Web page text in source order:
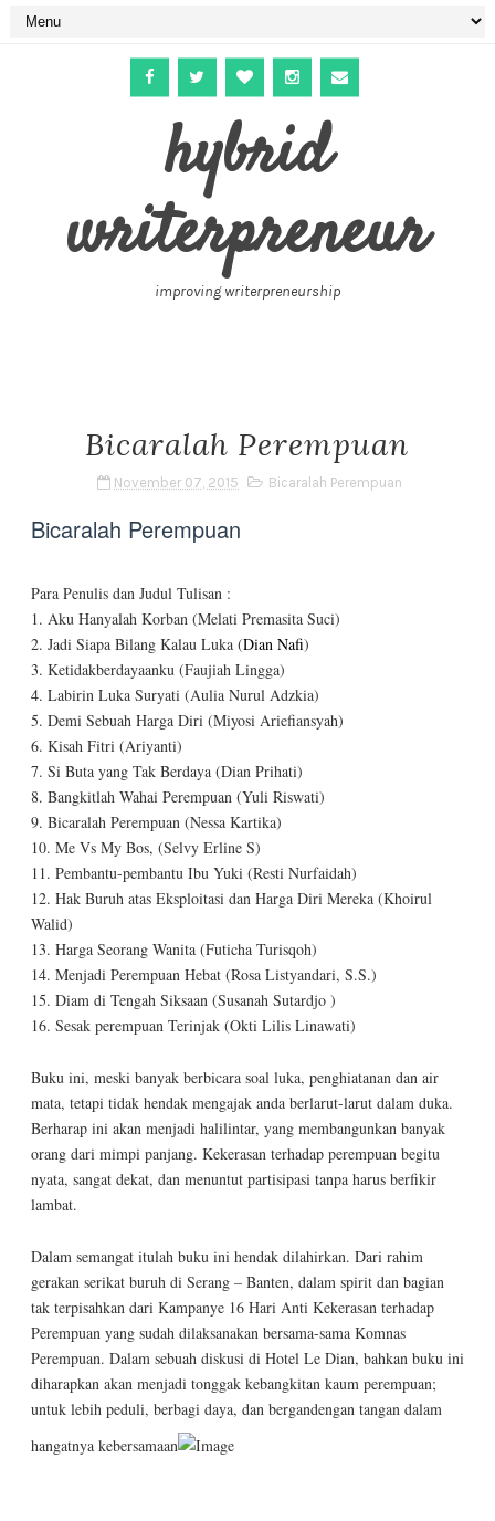
hybrid
writerpreneur
improving writerpreneurship
Bicaralah Perempuan
November 07, 2015 Bicaralah Perempuan
Bicaralah Perempuan
Para Penulis dan Judul Tulisan :
1. Aku Hanyalah Korban (Melati Premasita Suci)
2. Jadi Siapa Bilang Kalau Luka (Dian Nafi)
3. Ketidakberdayaanku (Faujiah Lingga)
4. Labirin Luka Suryati (Aulia Nurul Adzkia)
5. Demi Sebuah Harga Diri (Miyosi Ariefiansyah)
6. Kisah Fitri (Ariyanti)
7. Si Buta yang Tak Berdaya (Dian Prihati)
8. Bangkitlah Wahai Perempuan (Yuli Riswati)
9. Bicaralah Perempuan (Nessa Kartika)
10. Me Vs My Bos, (Selvy Erline S)
11. Pembantu-pembantu Ibu Yuki (Resti Nurfaidah)
12. Hak Buruh atas Eksploitasi dan Harga Diri Mereka (Khoirul
Walid)
13. Harga Seorang Wanita (Futicha Turisqoh)
14. Menjadi Perempuan Hebat (Rosa Listyandari, S.S.)
15. Diam di Tengah Siksaan (Susanah Sutardjo )
16. Sesak perempuan Terinjak (Okti Lilis Linawati)
Buku ini, meski banyak berbicara soal luka, penghiatanan dan air
mata, tetapi tidak hendak mengajak anda berlarut-larut dalam duka.
Berharap ini akan menjadi halilintar, yang membangunkan banyak
orang dari mimpi panjang. Kekerasan terhadap perempuan begitu
nyata, sangat dekat, dan menuntut partisipasi tanpa harus berfikir
lambat.
Dalam semangat itulah buku ini hendak dilahirkan. Dari rahim
gerakan serikat buruh di Serang – Banten, dalam spirit dan bagian
tak terpisahkan dari Kampanye 16 Hari Anti Kekerasan terhadap
Perempuan yang sudah dilaksanakan bersama-sama Komnas
Perempuan. Dalam sebuah diskusi di Hotel Le Dian, bahkan buku ini
diharapkan akan menjadi tonggak kebangkitan kaum perempuan;
untuk lebih peduli, berbagi daya, dan bergandengan tangan dalam
hangatnya kebersamaan